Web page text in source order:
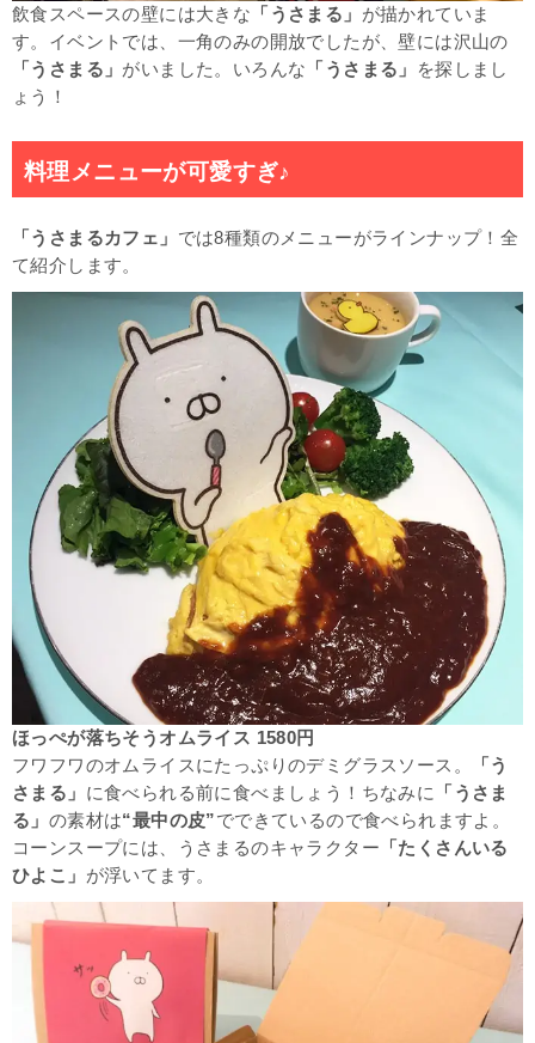
飲食スペースの壁には大きな 「うさまる」 が描かれていま
す。イベントでは、一角のみの開放でしたが、壁には沢山の
「うさまる」 がいました。いろんな 「うさまる」
を探しまし
ょう！
料理メニューが可愛すぎ♪
「うさまるカフェ」 では8種類のメニューがラインナップ！全
て紹介します。
ほっぺが落ちそうオムライス 1580円
フワフワのオムライスにたっぷりのデミグラスソース。
「う
さまる」 に食べられる前に食べましょう！ちなみに 「うさま
る」 の素材は“最中の皮”でできているので食べられますよ。
コーンスープには、うさまるのキャラクター 「たくさんいる
ひよこ」 が浮いてます。